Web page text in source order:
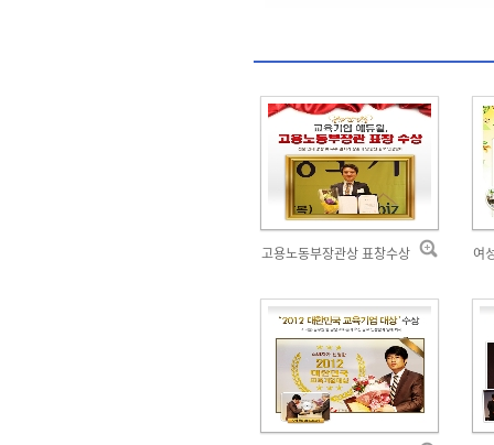
고용노동부장관상 표창수상 여